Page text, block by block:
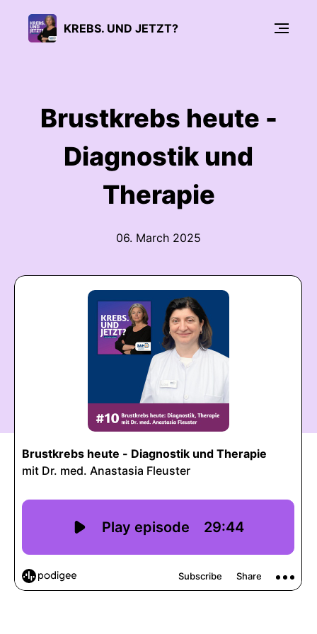
KREBS. UND JETZT?
Brustkrebs heute -
Diagnostik und
Therapie
06. March 2025